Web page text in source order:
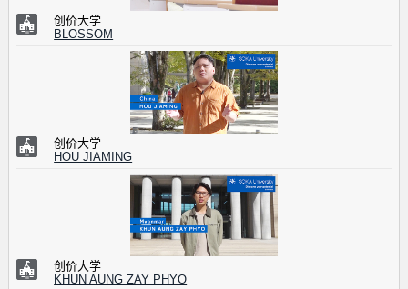
创价大学
BLOSSOM
创价大学
HOU JIAMING
创价大学
KHUN AUNG ZAY PHYO